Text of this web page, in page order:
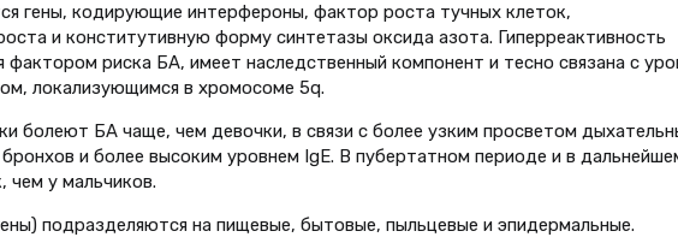
гены, кодирующие интерфероны, фактор роста тучных клеток,
и конститутивную форму синтетазы оксида азота. Гиперреактивность
фактором риска БА, имеет наследственный компонент и тесно связана с
локализующимся в хромосоме 5q.
болеют БА чаще, чем девочки, в связи с более узким просветом
и более высоким уровнем IgE. В пубертатном периоде и в
чем у мальчиков.
подразделяются на пищевые, бытовые, пыльцевые и эпидермальные.